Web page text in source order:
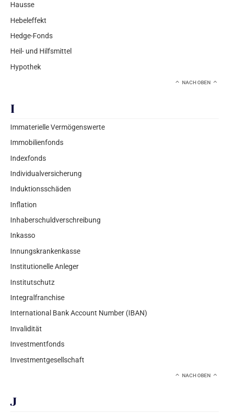
Hausse
Hebeleffekt
Hedge-Fonds
Heil- und Hilfsmittel
Hypothek
NACH OBEN
I
Immaterielle Vermögenswerte
Immobilienfonds
Indexfonds
Individualversicherung
Induktionsschäden
Inflation
Inhaberschuldverschreibung
Inkasso
Innungskrankenkasse
Institutionelle Anleger
Institutschutz
Integralfranchise
International Bank Account Number (IBAN)
Invalidität
Investmentfonds
Investmentgesellschaft
NACH OBEN
J